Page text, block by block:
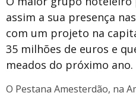
assim a sua presença
com um projeto na
35 milhões de euros e
meados do próximo ano.
O Pestana Amesterdão, na